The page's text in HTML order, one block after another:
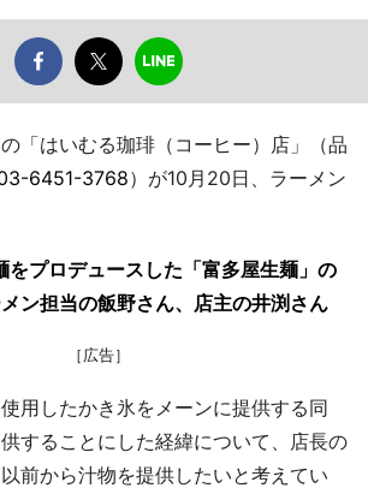
「はいむる珈琲（コーヒー）店」（品
6451-3768）が10月20日、ラーメン
をプロデュースした「富多屋生麺」の
ン担当の飯野さん、店主の井渕さん
［広告］
用したかき氷をメーンに提供する同
することにした経緯について、店長の
前から汁物を提供したいと考えてい